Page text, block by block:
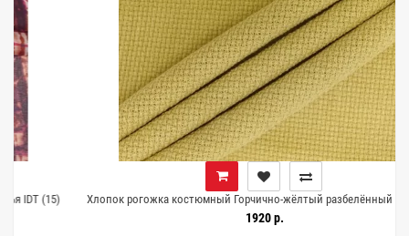
Хлопок рогожка костюмный Горчично-жёлтый разбелённый H10/3 E20